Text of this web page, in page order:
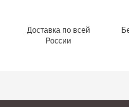
Доставка по всей
России